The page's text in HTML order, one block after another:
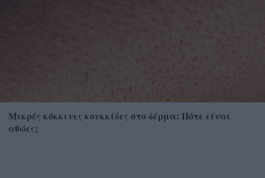
Μικρές κόκκινες κουκκίδες στο δέρμα: Πότε είναι
αθώες;